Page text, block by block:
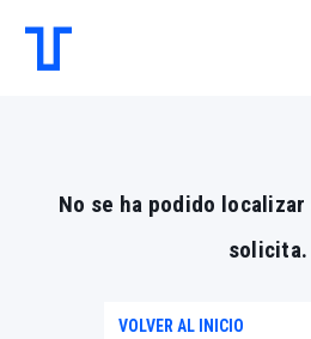
No se ha podido
solicita.
VOLVER AL INICIO